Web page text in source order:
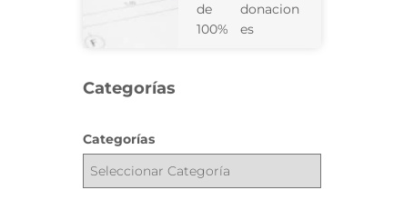
de
100%
donacion
es
Categorías
Categorías